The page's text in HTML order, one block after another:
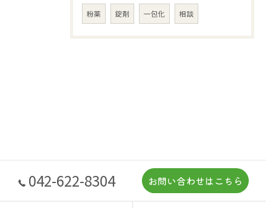
粉薬 錠剤 一包化 相談
042-622-8304 お問い合わせはこちら